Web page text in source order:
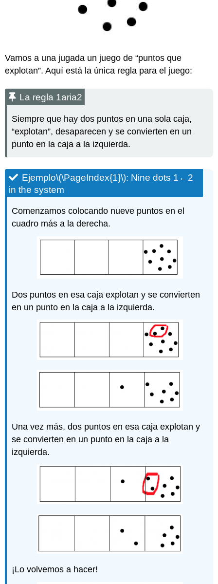
Vamos a una jugada un juego de “puntos que
explotan”. Aquí está la única regla para el juego:
La regla 1aria2
Siempre que hay dos puntos en una sola caja,
“explotan”, desaparecen y se convierten en un
punto en la caja a la izquierda.
Ejemplo\(\PageIndex{1}\): Nine dots 1←2
in the system
Comenzamos colocando nueve puntos en el
cuadro más a la derecha.
Dos puntos en esa caja explotan y se convierten
en un punto en la caja a la izquierda.
Una vez más, dos puntos en esa caja explotan y
se convierten en un punto en la caja a la
izquierda.
¡Lo volvemos a hacer!